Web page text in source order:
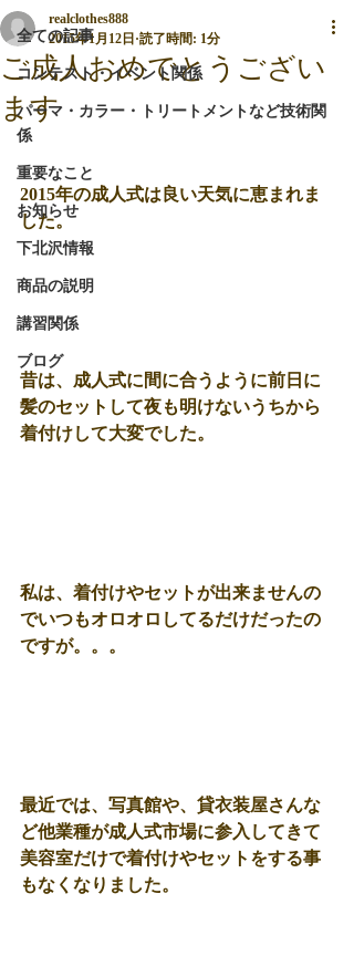
全ての記事
コンテスト・イベント関係
パーマ・カラー・トリートメントなど技術関
係
重要なこと
お知らせ
下北沢情報
商品の説明
講習関係
ブログ
ご成人おめでとうござい
ます
realclothes888
2015年1月12日 読了時間: 1分
2015年の成人式は良い天気に恵まれま
した。
昔は、成人式に間に合うように前日に
髪のセットして夜も明けないうちから
着付けして大変でした。
私は、着付けやセットが出来ませんの
でいつもオロオロしてるだけだったの
ですが。。。
最近では、写真館や、貸衣装屋さんな
ど他業種が成人式市場に参入してきて
美容室だけで着付けやセットをする事
もなくなりました。